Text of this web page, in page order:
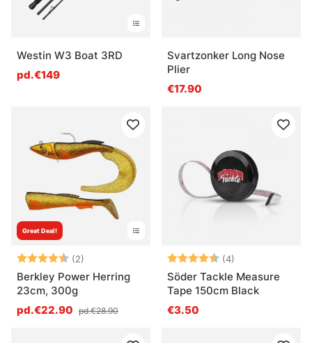
Westin W3 Boat 3RD
pd.€149
Svartzonker Long Nose
Plier
€17.90
Great Deal!
Note: (2)
Berkley Power Herring
23cm, 300g
pd.€22.90 pd.€28.90
Note: (4)
Söder Tackle Measure
Tape 150cm Black
€3.50